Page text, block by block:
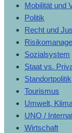
Mobilität und
Politik
Recht und
Sozialsystem
Staat vs.
Standortpolitik
Tourismus
Umwelt,
UNO /
Wirtschaft